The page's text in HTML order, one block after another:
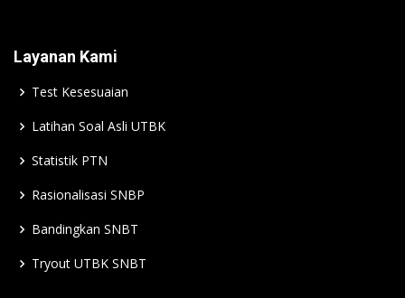
Layanan Kami
Test Kesesuaian
Latihan Soal Asli UTBK
Statistik PTN
Rasionalisasi SNBP
Bandingkan SNBT
Tryout UTBK SNBT